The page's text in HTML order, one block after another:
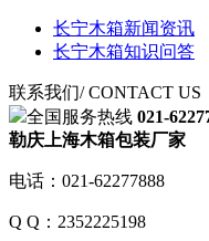
长宁木箱新闻资讯
长宁木箱知识问答
联系我们/ CONTACT US
全国服务热线 021-
勒庆上海木箱包装厂家
电话：021-62277888
Q Q：2352225198